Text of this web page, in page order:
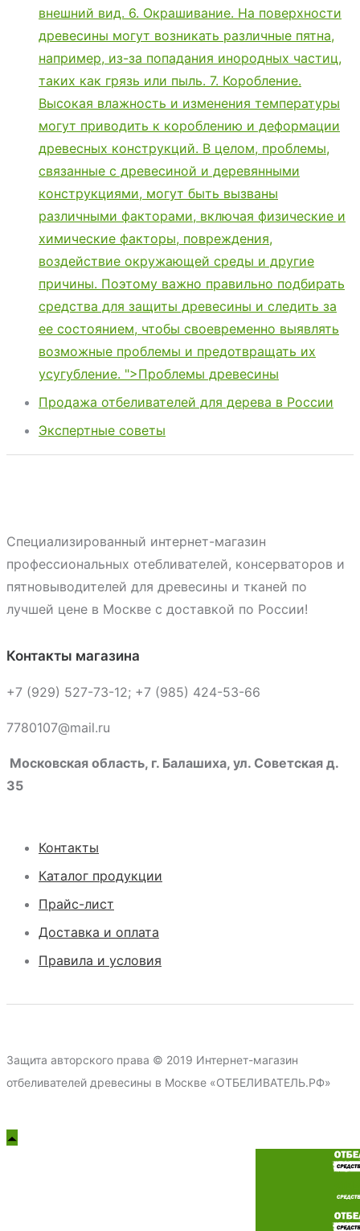
внешний вид. 6. Окрашивание. На поверхности
древесины могут возникать различные пятна,
например, из-за попадания инородных частиц,
таких как грязь или пыль. 7. Коробление.
Высокая влажность и изменения температуры
могут приводить к короблению и деформации
древесных конструкций. В целом, проблемы,
связанные с древесиной и деревянными
конструкциями, могут быть вызваны
различными факторами, включая физические и
химические факторы, повреждения,
воздействие окружающей среды и другие
причины. Поэтому важно правильно подбирать
средства для защиты древесины и следить за
ее состоянием, чтобы своевременно выявлять
возможные проблемы и предотвращать их
усугубление. ">Проблемы древесины
Продажа отбеливателей для дерева в России
Экспертные советы
Специализированный интернет-магазин
профессиональных отебливателей, консерваторов и
пятновыводителей для древесины и тканей по
лучшей цене в Москве с доставкой по России!
Контакты магазина
+7 (929) 527-73-12; +7 (985) 424-53-66
7780107@mail.ru
Московская область, г. Балашиха, ул. Советская д.
35
Контакты
Каталог продукции
Прайс-лист
Доставка и оплата
Правила и условия
Защита авторского права © 2019 Интернет-магазин
отбеливателей древесины в Москве «ОТБЕЛИВАТЕЛЬ.РФ»